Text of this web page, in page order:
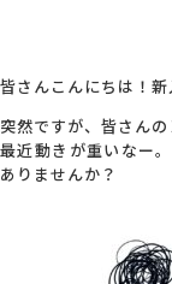
スタッフ紹介
皆さんこんにちは！
突然ですが、皆さん
最近動きが重いなー
ありませんか？